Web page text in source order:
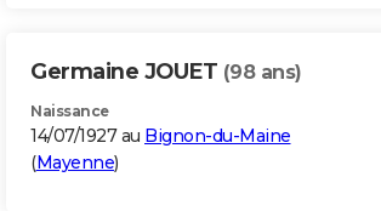
Germaine JOUET (98 ans)
Naissance
14/07/1927 au Bignon-du-Maine
(Mayenne)